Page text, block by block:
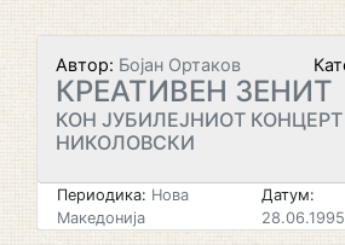
Автор: Бојан Ортаков
КРЕАТИВЕН ЗЕНИТ
КОН ЈУБИЛЕЈНИОТ
НИКОЛОВСКИ
Периодика: Нова
Македонија
Датум:
28.06.1995